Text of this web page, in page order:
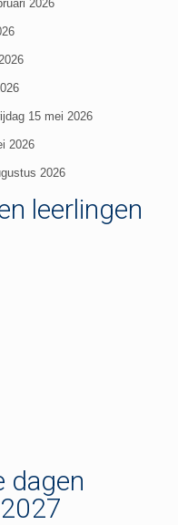
2026
15 mei 2026
2026
2026
leerlingen
dagen